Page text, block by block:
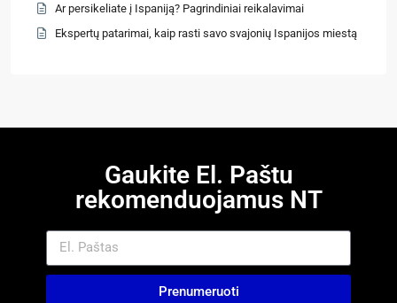
Ar persikeliate į Ispaniją? Pagrindiniai reikalavimai
Ekspertų patarimai, kaip rasti savo svajonių Ispanijos miestą
Gaukite El. Paštu
rekomenduojamus NT
Prenumeruoti